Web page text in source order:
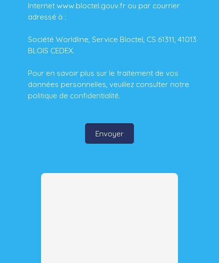
Internet www.bloctel.gouv.fr ou par courrier
adressé à :
Société Worldline, Service Bloctel, CS 61311, 41013
BLOIS CEDEX.
Pour en savoir plus sur le traitement de vos
données personnelles, veuillez consulter notre
politique de confidentialité.
Envoyer